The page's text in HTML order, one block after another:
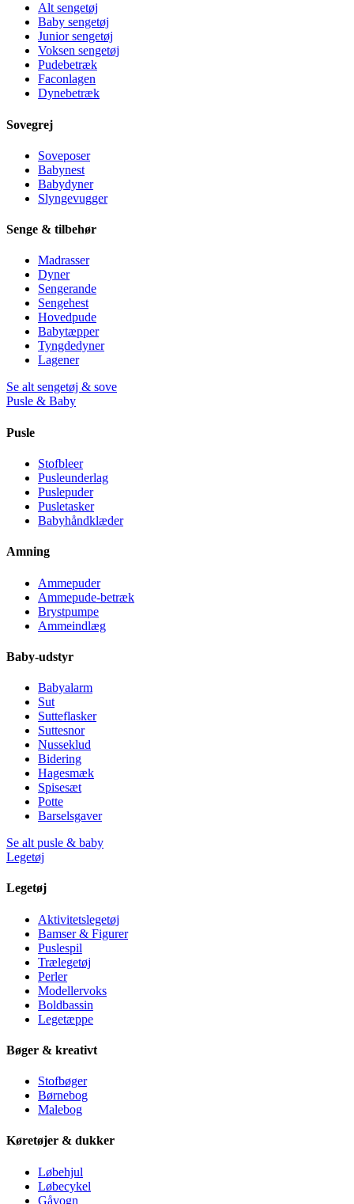
Alt sengetøj
Baby sengetøj
Junior sengetøj
Voksen sengetøj
Pudebetræk
Faconlagen
Dynebetræk
Sovegrej
Soveposer
Babynest
Babydyner
Slyngevugger
Senge & tilbehør
Madrasser
Dyner
Sengerande
Sengehest
Hovedpude
Babytæpper
Tyngdedyner
Lagener
Se alt sengetøj & sove
Pusle & Baby
Pusle
Stofbleer
Pusleunderlag
Puslepuder
Pusletasker
Babyhåndklæder
Amning
Ammepuder
Ammepude-betræk
Brystpumpe
Ammeindlæg
Baby-udstyr
Babyalarm
Sut
Sutteflasker
Suttesnor
Nusseklud
Bidering
Hagesmæk
Spisesæt
Potte
Barselsgaver
Se alt pusle & baby
Legetøj
Legetøj
Aktivitetslegetøj
Bamser & Figurer
Puslespil
Trælegetøj
Perler
Modellervoks
Boldbassin
Legetæppe
Bøger & kreativt
Stofbøger
Børnebog
Malebog
Køretøjer & dukker
Løbehjul
Løbecykel
Gåvogn